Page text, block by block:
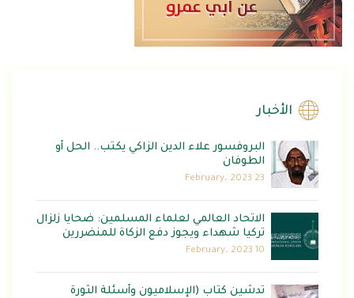
الأخبار
البروفسور علاء الدين الزاكي يكتب.. الحل أو
الطوفان
23 February، 2023
الاتحاد العالمي لعلماء المسلمين: ضحايا زلزال
تركيا شهداء ويجوز دفع الزكاة للمنضررين
10 February، 2023
تدشين كتاب (الإسلاميون وأسئلة الثورة